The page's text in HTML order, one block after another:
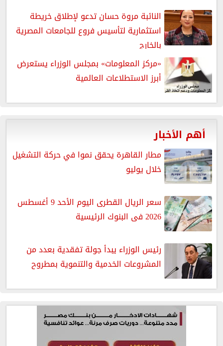
النائبة مروة حسان تدعو لإطلاق خريطة
استثمارية لتأسيس فروع للجامعات المصرية
بالخارج
«مركز المعلومات» بمجلس الوزراء يستعرض
أبرز الاستطلاعات العالمية
أهم الأخبار
مطار القاهرة يحقق نموا في حركة التشغيل
خلال يوليو
سعر الريال القطرى اليوم الأحد 9 أغسطس
2026 فى البنوك الرئيسية
رئيس الوزراء يبدأ جولة تفقدية بعدد من
المشروعات الخدمية والتنموية بمطروح